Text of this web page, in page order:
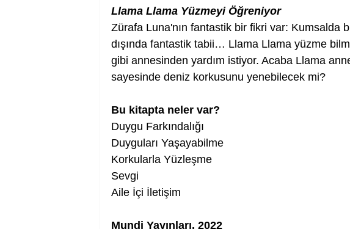
Llama Llama Yüzmeyi Öğreniyor
Zürafa Luna'nın fantastik bir fikri var: Kumsalda
dışında fantastik tabii… Llama Llama yüzme
gibi annesinden yardım istiyor. Acaba Llama
sayesinde deniz korkusunu yenebilecek mi?
Bu kitapta neler var?
Duygu Farkındalığı
Duyguları Yaşayabilme
Korkularla Yüzleşme
Sevgi
Aile İçi İletişim
Mundi Yayınları, 2022